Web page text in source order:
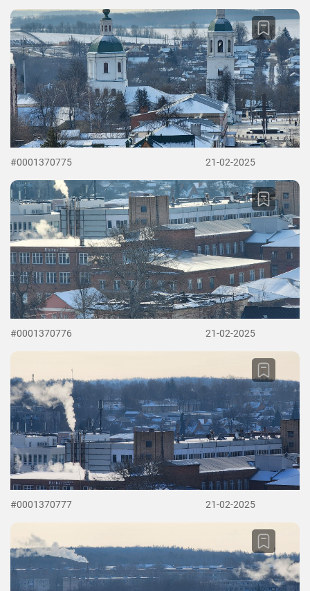
#0001370775 21-02-2025
#0001370776 21-02-2025
#0001370777 21-02-2025